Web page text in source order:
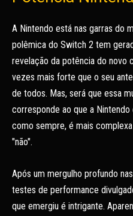
A Nintendo está nas garras do
polêmica do Switch 2 tem
revelação da potência do novo
vezes mais forte que o seu
de todos. Mas, será que essa
corresponde ao que a
como sempre, é mais
"não".
Após um mergulho profundo
testes de performance
que emergiu é intrigante.